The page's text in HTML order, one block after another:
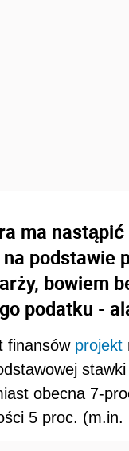
ma
bowiem
podatku -
finansów projekt
stawki
obecna 7-
5 proc. (m.in.